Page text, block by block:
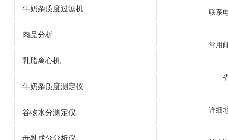
牛奶杂质度过滤机
肉品分析
乳脂离心机
牛奶杂质度测定仪
谷物水分测定仪
联系
常用
详细